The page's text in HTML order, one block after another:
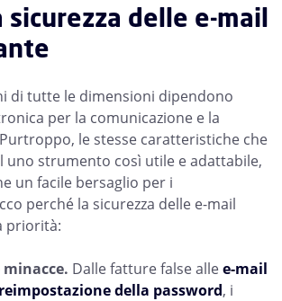
sicurezza delle e-mail
di tutte le dimensioni dipendono
per la comunicazione e la
le stesse caratteristiche che
uno strumento così utile e adattabile,
un facile bersaglio per i
perché la sicurezza delle e-mail
priorità:
Dalle fatture false allee-mail
della password, i